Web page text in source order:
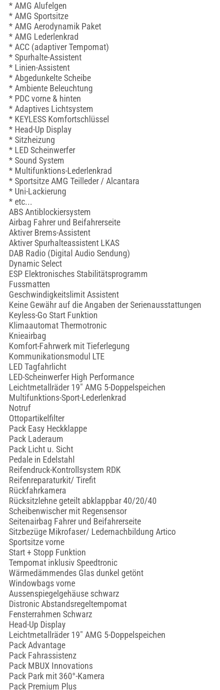
* AMG Alufelgen
* AMG Sportsitze
* AMG Aerodynamik Paket
* AMG Lederlenkrad
* ACC (adaptiver Tempomat)
* Spurhalte-Assistent
* Linien-Assistent
* Abgedunkelte Scheibe
* Ambiente Beleuchtung
* PDC vorne & hinten
* Adaptives Lichtsystem
* KEYLESS Komfortschlüssel
* Head-Up Display
* Sitzheizung
* LED Scheinwerfer
* Sound System
* Multifunktions-Lederlenkrad
* Sportsitze AMG Teilleder / Alcantara
* Uni-Lackierung
* etc...
ABS Antiblockiersystem
Airbag Fahrer und Beifahrerseite
Aktiver Brems-Assistent
Aktiver Spurhalteassistent LKAS
DAB Radio (Digital Audio Sendung)
Dynamic Select
ESP Elektronisches Stabilitätsprogramm
Fussmatten
Geschwindigkeitslimit Assistent
Keine Gewähr auf die Angaben der Serienausstattungen
Keyless-Go Start Funktion
Klimaautomat Thermotronic
Knieairbag
Komfort-Fahrwerk mit Tieferlegung
Kommunikationsmodul LTE
LED Tagfahrlicht
LED-Scheinwerfer High Performance
Leichtmetallräder 19" AMG 5-Doppelspeichen
Multifunktions-Sport-Lederlenkrad
Notruf
Ottopartikelfilter
Pack Easy Heckklappe
Pack Laderaum
Pack Licht u. Sicht
Pedale in Edelstahl
Reifendruck-Kontrollsystem RDK
Reifenreparaturkit/ Tirefit
Rückfahrkamera
Rücksitzlehne geteilt abklappbar 40/20/40
Scheibenwischer mit Regensensor
Seitenairbag Fahrer und Beifahrerseite
Sitzbezüge Mikrofaser/ Ledernachbildung Artico
Sportsitze vorne
Start + Stopp Funktion
Tempomat inklusiv Speedtronic
Wärmedämmendes Glas dunkel getönt
Windowbags vorne
Aussenspiegelgehäuse schwarz
Distronic Abstandsregeltempomat
Fensterrahmen Schwarz
Head-Up Display
Leichtmetallräder 19" AMG 5-Doppelspeichen
Pack Advantage
Pack Fahrassistenz
Pack MBUX Innovations
Pack Park mit 360°-Kamera
Pack Premium Plus